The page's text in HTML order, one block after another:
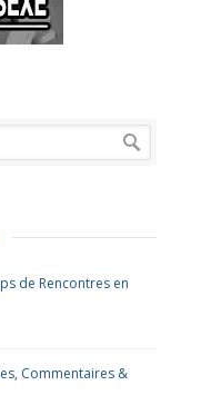
de Rencontres en
Commentaires &